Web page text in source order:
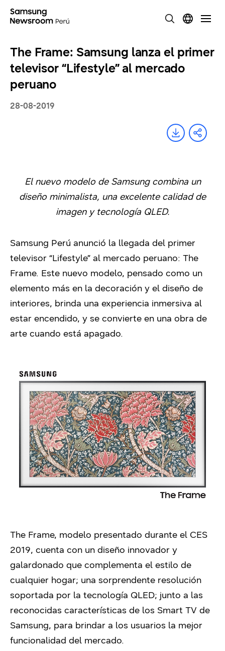
The Frame: Samsung lanza el primer
televisor “Lifestyle” al mercado
peruano
28-08-2019
El nuevo modelo de Samsung combina un
diseño minimalista, una excelente calidad de
imagen y tecnología QLED.
Samsung Perú anunció la llegada del primer
televisor “Lifestyle” al mercado peruano: The
Frame. Este nuevo modelo, pensado como un
elemento más en la decoración y el diseño de
interiores, brinda una experiencia inmersiva al
estar encendido, y se convierte en una obra de
arte cuando está apagado.
The Frame, modelo presentado durante el CES
2019, cuenta con un diseño innovador y
galardonado que complementa el estilo de
cualquier hogar; una sorprendente resolución
soportada por la tecnología QLED; junto a las
reconocidas características de los Smart TV de
Samsung, para brindar a los usuarios la mejor
funcionalidad del mercado.